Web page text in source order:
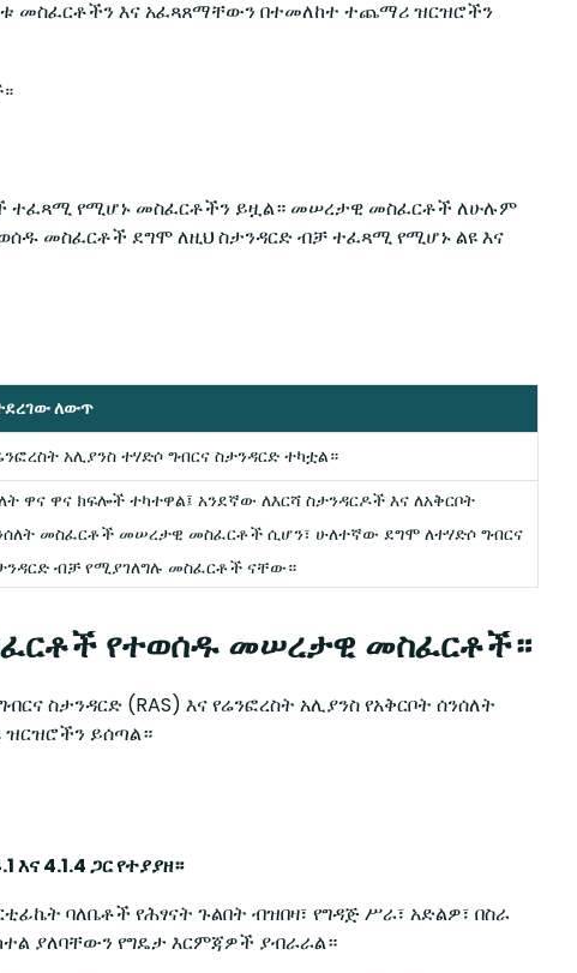
መስፈርቶችን እና አፈጻጸማቸውን በተመለከተ ተጨማሪ ዝርዝሮችን
ተፈጻሚ የሚሆኑ መስፈርቶችን ይዟል። መሠረታዊ መስፈርቶች ለሁሉም
መስፈርቶች ደግሞ ለዚህ ስታንዳርድ ብቻ ተፈጻሚ የሚሆኑ ልዩ እና
ለውጥ
አሊያንስ ተሃድሶ ግብርና ስታንዳርድ ተካቷል።
ዋና ዋና ክፍሎች ተካተዋል፤ አንደኛው ለእርሻ ስታንዳርዶች እና ለአቅርቦት
መስፈርቶች መሠረታዊ መስፈርቶች ሲሆን፣ ሁለተኛው ደግሞ ለተሃድሶ ግብርና
ብቻ የሚያገለግሉ መስፈርቶች ናቸው።
የተወሰዱ መሠረታዊ መስፈርቶች።
ስታንዳርድ (RAS) እና የሬንፎረስት አሊያንስ የአቅርቦት ሰንሰለት
ይሰጣል።
እና 4.1.4 ጋር የተያያዘ።
ባለቤቶች የሕፃናት ጉልበት ብዝበዛ፣ የግዳጅ ሥራ፣ አድልዎ፣ በስራ
ያለባቸውን የግዴታ እርምጃዎች ያብራራል።